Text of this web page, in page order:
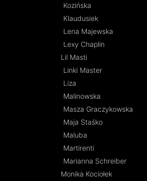
Kozińska
Klaudusiek
Lena Majewska
Lexy Chaplin
Lil Masti
Linki Master
Liza
Malinowska
Masza Graczykowska
Maja Staśko
Maluba
Martirenti
Marianna Schreiber
Monika Kociołek